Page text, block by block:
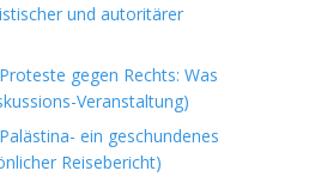
und autoritärer
gegen Rechts: Was
Veranstaltung)
ein geschundenes
Reisebericht)